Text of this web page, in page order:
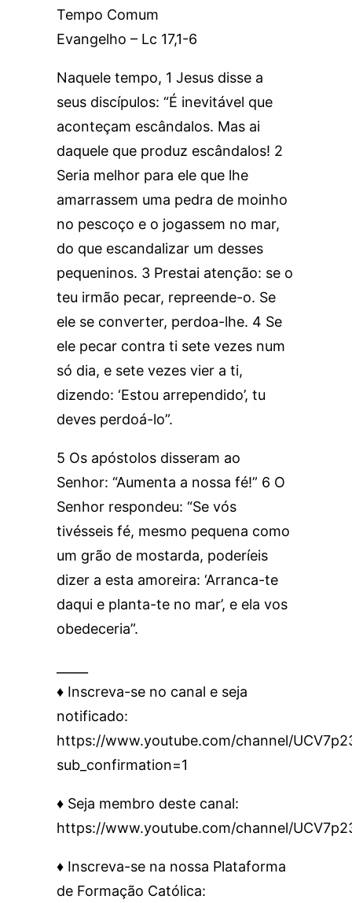
Tempo Comum
Evangelho – Lc 17,1-6
Naquele tempo, 1 Jesus disse a
seus discípulos: “É inevitável que
aconteçam escândalos. Mas ai
daquele que produz escândalos! 2
Seria melhor para ele que lhe
amarrassem uma pedra de moinho
no pescoço e o jogassem no mar,
do que escandalizar um desses
pequeninos. 3 Prestai atenção: se o
teu irmão pecar, repreende-o. Se
ele se converter, perdoa-lhe. 4 Se
ele pecar contra ti sete vezes num
só dia, e sete vezes vier a ti,
dizendo: ‘Estou arrependido’, tu
deves perdoá-lo”.
5 Os apóstolos disseram ao
Senhor: “Aumenta a nossa fé!” 6 O
Senhor respondeu: “Se vós
tivésseis fé, mesmo pequena como
um grão de mostarda, poderíeis
dizer a esta amoreira: ‘Arranca-te
daqui e planta-te no mar’, e ela vos
obedeceria”.
♦️ Inscreva-se no canal e seja
notificado:
https://www.youtube.com/channel/
sub_confirmation=1
♦️ Seja membro deste canal:
https://www.youtube.com/channel/
♦️ Inscreva-se na nossa Plataforma
de Formação Católica: